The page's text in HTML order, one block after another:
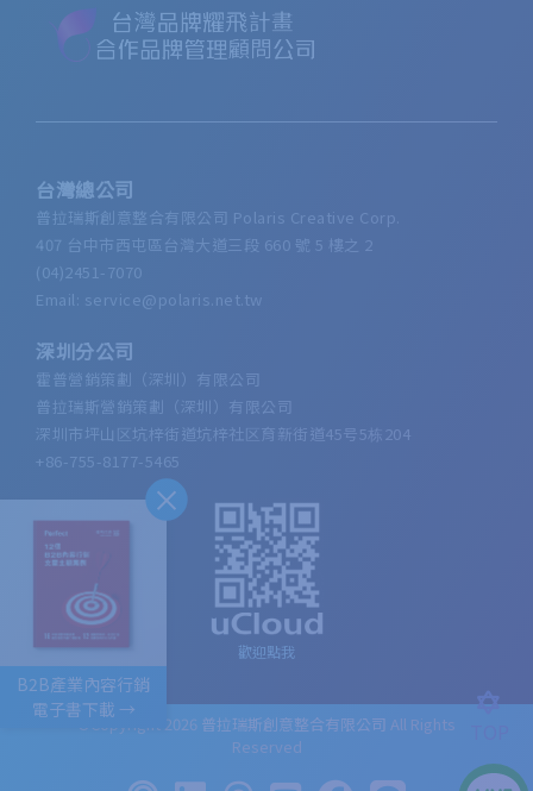
B2B產業內容行銷
電子書下載 →
台灣總公司
普拉瑞斯創意整合有限公司 Polaris Creative Corp.
407 台中市西屯區台灣大道三段 660 號 5 樓之 2
(04)2451-7070
Email: service@polaris.net.tw
深圳分公司
霍普營銷策劃（深圳）有限公司
普拉瑞斯營銷策劃（深圳）有限公司
深圳市坪山区坑梓街道坑梓社区育新街道45号5栋204
+86-755-8177-5465
歡迎點我
©Copyright 2026 普拉瑞斯創意整合有限公司 All Rights
Reserved